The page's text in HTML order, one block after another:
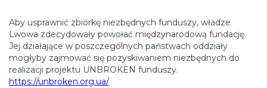
Aby usprawnić zbiórkę niezbędnych funduszy, władze
Lwowa zdecydowały powołać międzynarodową fundację.
Jej działające w poszczególnych państwach oddziały
mogłyby zajmować się pozyskiwaniem niezbędnych do
realizacji projektu UNBROKEN funduszy.
https://unbroken.org.ua/